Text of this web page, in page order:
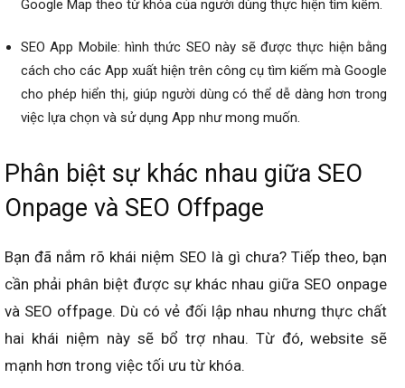
Google Map theo từ khóa của người dùng thực hiện tìm kiếm.
SEO App Mobile: hình thức SEO này sẽ được thực hiện bằng
cách cho các App xuất hiện trên công cụ tìm kiếm mà Google
cho phép hiển thị, giúp người dùng có thể dễ dàng hơn trong
việc lựa chọn và sử dụng App như mong muốn.
Phân biệt sự khác nhau giữa SEO
Onpage và SEO Offpage
Bạn đã nắm rõ khái niệm SEO là gì chưa? Tiếp theo, bạn
cần phải phân biệt được sự khác nhau giữa SEO onpage
và SEO offpage. Dù có vẻ đối lập nhau nhưng thực chất
hai khái niệm này sẽ bổ trợ nhau. Từ đó, website sẽ
mạnh hơn trong việc tối ưu từ khóa.